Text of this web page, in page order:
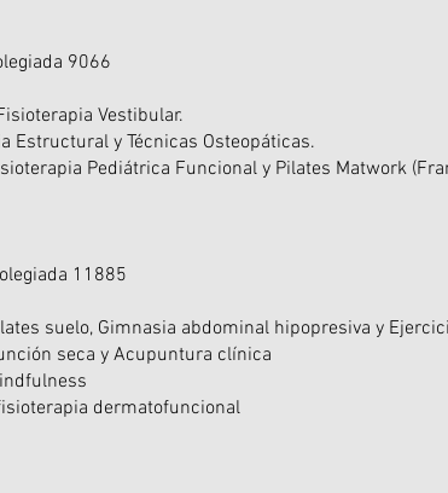
9066
Vestibular.
Estructural y Técnicas Osteopáticas.
Pediátrica Funcional y Pilates Matwork
11885​
suelo, Gimnasia abdominal hipopresiva y
seca y Acupuntura clínica
dermatofuncional